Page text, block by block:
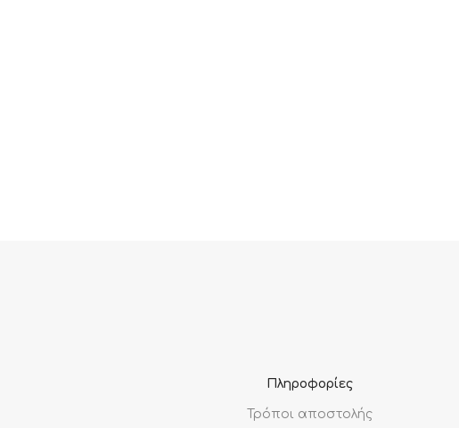
Πληροφορίες
Τρόποι αποστολής